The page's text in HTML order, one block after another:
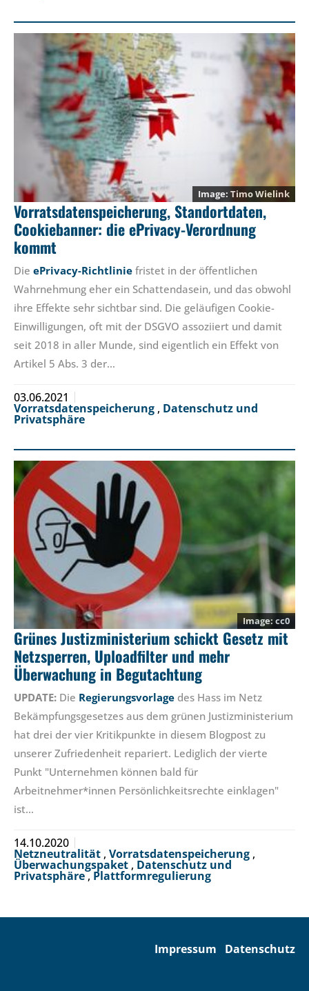
Timo Wielink
Vorratsdatenspeicherung, Standortdaten,
Cookiebanner: die ePrivacy-Verordnung
kommt
Die ePrivacy-Richtlinie fristet in der öffentlichen
Wahrnehmung eher ein Schattendasein, und das obwohl
ihre Effekte sehr sichtbar sind. Die geläufigen Cookie-
Einwilligungen, oft mit der DSGVO assoziiert und damit
seit 2018 in aller Munde, sind eigentlich ein Effekt von
Artikel 5 Abs. 3 der…
03.06.2021
Vorratsdatenspeicherung , Datenschutz und
Privatsphäre
cc0
Grünes Justizministerium schickt Gesetz mit
Netzsperren, Uploadfilter und mehr
Überwachung in Begutachtung
UPDATE: Die Regierungsvorlage des Hass im Netz
Bekämpfungsgesetzes aus dem grünen Justizministerium
hat drei der vier Kritikpunkte in diesem Blogpost zu
unserer Zufriedenheit repariert. Lediglich der vierte
Punkt "Unternehmen können bald für
Arbeitnehmer*innen Persönlichkeitsrechte einklagen"
ist…
14.10.2020
Netzneutralität , Vorratsdatenspeicherung ,
Überwachungspaket , Datenschutz und
Privatsphäre,Plattformregulierung
Impressum Datenschutz